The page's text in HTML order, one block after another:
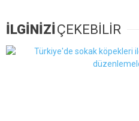
İLGİNİZİÇEKEBİLİR